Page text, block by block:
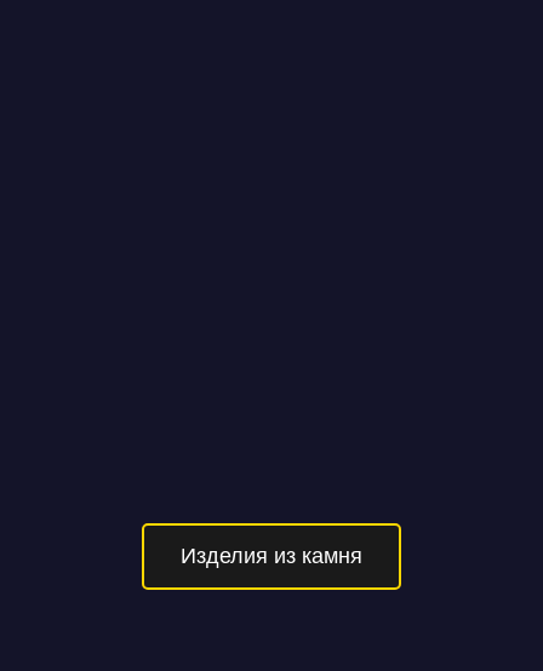
Изделия из камня